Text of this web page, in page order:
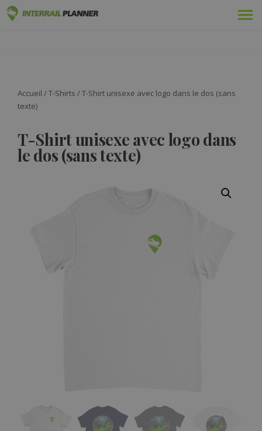
Voyages
Guides pays
Se connecter
Accueil /T-Shirts / T-Shirt unisexe avec logo dans le dos (sans
texte)
T-Shirt unisexe avec logo dans
le dos (sans texte)